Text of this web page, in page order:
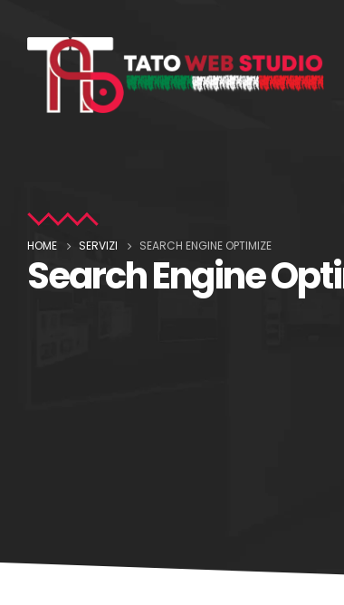
HOME SERVIZI SEARCH ENGINE OPTIMIZE
Search Engine